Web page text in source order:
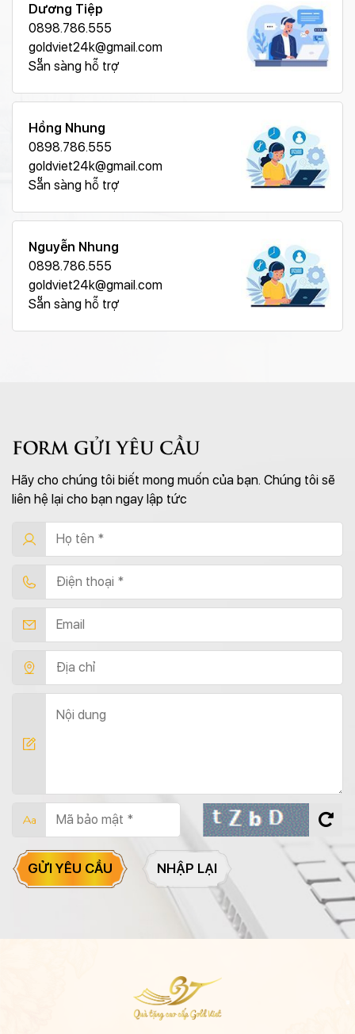
Dương Tiệp
0898.786.555
goldviet24k@gmail.com
Sẵn sàng hỗ trợ
Hồng Nhung
0898.786.555
goldviet24k@gmail.com
Sẵn sàng hỗ trợ
Nguyễn Nhung
0898.786.555
goldviet24k@gmail.com
Sẵn sàng hỗ trợ
FORM GỬI YÊU CẦU
Hãy cho chúng tôi biết mong muốn của bạn. Chúng tôi sẽ
liên hệ lại cho bạn ngay lập tức
GỬI YÊU CẦU NHẬP LẠI